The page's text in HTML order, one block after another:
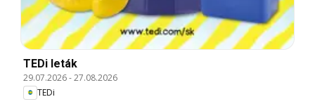
TEDi leták
29.07.2026-27.08.2026
TEDi